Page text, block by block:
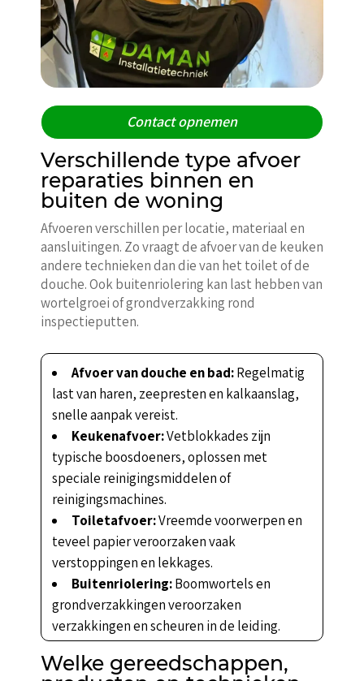
Contact opnemen
Verschillende type afvoer
reparaties binnen en
buiten de woning
Afvoeren verschillen per locatie, materiaal en
aansluitingen. Zo vraagt de afvoer van de keuken
andere technieken dan die van het toilet of de
douche. Ook buitenriolering kan last hebben van
wortelgroei of grondverzakking rond
inspectieputten.
Afvoer van douche en bad:Regelmatig
last van haren, zeepresten en kalkaanslag,
snelle aanpak vereist.
Keukenafvoer:Vetblokkades zijn
typische boosdoeners, oplossen met
speciale reinigingsmiddelen of
reinigingsmachines.
Toiletafvoer:Vreemde voorwerpen en
teveel papier veroorzaken vaak
verstoppingen en lekkages.
Buitenriolering:Boomwortels en
grondverzakkingen veroorzaken
verzakkingen en scheuren in de leiding.
Welke gereedschappen,